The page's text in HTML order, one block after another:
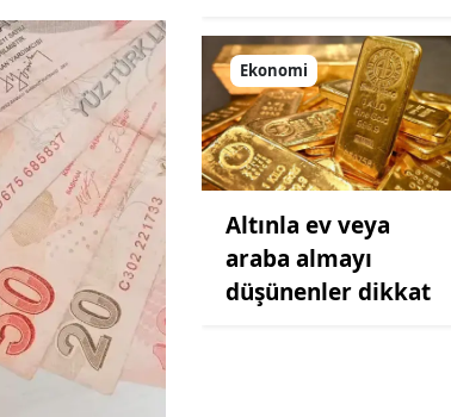
Kars
Kayseri
Ekonomi
Altınla ev veya
araba almayı
düşünenler dikkat